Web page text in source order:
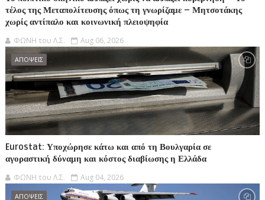
τέλος της Μεταπολίτευσης όπως τη γνωρίζαμε – Μητσοτάκης
χωρίς αντίπαλο και κοινωνική πλειοψηφία
ΦΩΝΗ του Λ.Σ. Aug 06, 2026
ΑΠΟΨΕΙΣ
Eurostat: Υποχώρησε κάτω και από τη Βουλγαρία σε
αγοραστική δύναμη και κόστος διαβίωσης η Ελλάδα
ΦΩΝΗ του Λ.Σ. Aug 04, 2026
ΑΠΟΨΕΙΣ